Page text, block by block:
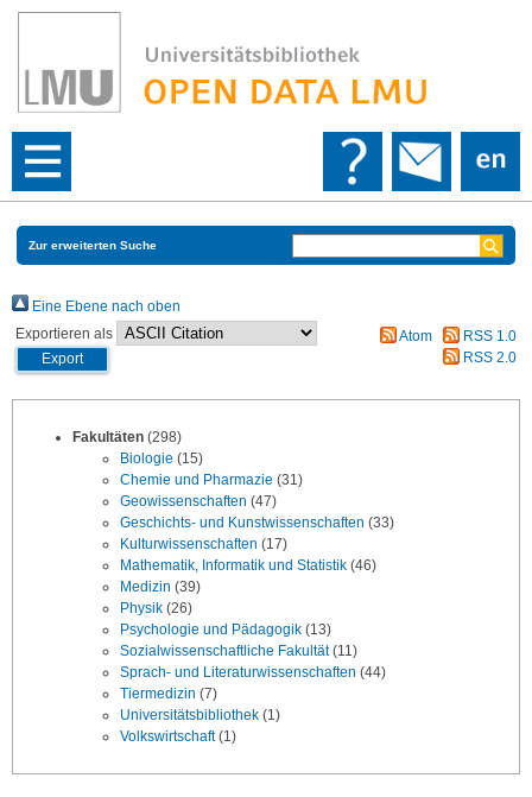
Zur erweiterten Suche
Eine Ebene nach oben
Exportieren als
Atom
RSS 1.0
RSS 2.0
Fakultäten (298)
Biologie (15)
Chemie und Pharmazie (31)
Geowissenschaften (47)
Geschichts- und Kunstwissenschaften (33)
Kulturwissenschaften (17)
Mathematik, Informatik und Statistik (46)
Medizin (39)
Physik (26)
Psychologie und Pädagogik (13)
Sozialwissenschaftliche Fakultät(11)
Sprach- und Literaturwissenschaften (44)
Tiermedizin (7)
Universitätsbibliothek (1)
Volkswirtschaft(1)